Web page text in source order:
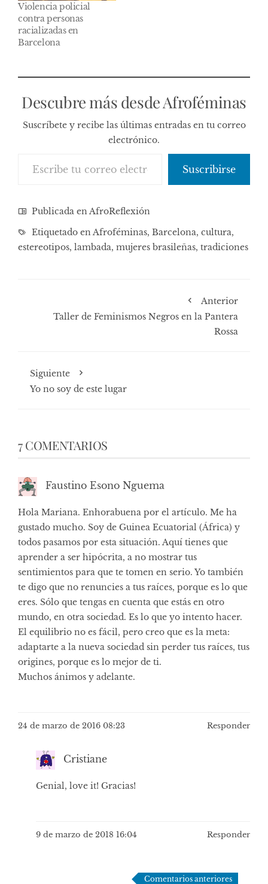
Violencia policial
contra personas
racializadas en
Barcelona
Descubre más desde Afroféminas
Suscríbete y recibe las últimas entradas en tu correo
electrónico.
Suscribirse
Publicada enAfroReflexión
Etiquetado enAfroféminas, Barcelona, cultura,
estereotipos, lambada, mujeres brasileñas, tradiciones
Anterior
Taller de Feminismos Negros en la Pantera
Rossa
Siguiente
Yo no soy de este lugar
7 COMENTARIOS
Faustino Esono Nguema
Hola Mariana. Enhorabuena por el artículo. Me ha
gustado mucho. Soy de Guinea Ecuatorial (África) y
todos pasamos por esta situación. Aquí tienes que
aprender a ser hipócrita, a no mostrar tus
sentimientos para que te tomen en serio. Yo también
te digo que no renuncies a tus raíces, porque es lo que
eres. Sólo que tengas en cuenta que estás en otro
mundo, en otra sociedad. Es lo que yo intento hacer.
El equilibrio no es fácil, pero creo que es la meta:
adaptarte a la nueva sociedad sin perder tus raíces, tus
origines, porque es lo mejor de ti.
Muchos ánimos y adelante.
24 de marzo de 2016 08:23 Responder
Cristiane
Genial, love it! Gracias!
9 de marzo de 2018 16:04 Responder
Comentarios anteriores